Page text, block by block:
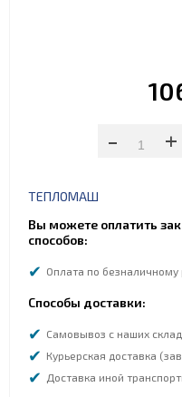
-
+
ТЕПЛОМАШ
Вы можете оплатить
способов:
Оплата по
Способы доставки:
Самовывоз с наших
Курьерская доставка
Доставка иной